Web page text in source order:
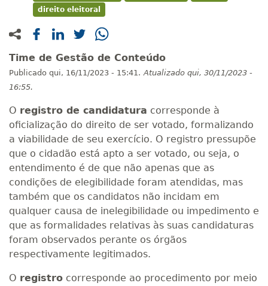
direito eleitoral
Time de Gestão de Conteúdo
Publicado qui, 16/11/2023 - 15:41. Atualizado qui, 30/11/2023 -
16:55.
O registro de candidatura corresponde à
oficialização do direito de ser votado, formalizando
a viabilidade de seu exercício. O registro pressupõe
que o cidadão está apto a ser votado, ou seja, o
entendimento é de que não apenas que as
condições de elegibilidade foram atendidas, mas
também que os candidatos não incidam em
qualquer causa de inelegibilidade ou impedimento e
que as formalidades relativas às suas candidaturas
foram observados perante os órgãos
respectivamente legitimados.
O registro corresponde ao procedimento por meio